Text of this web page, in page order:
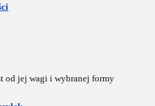
od jej wagi i wybranej formy